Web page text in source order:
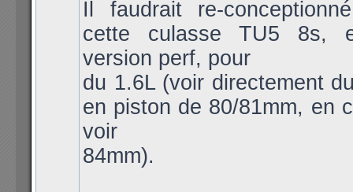
Il faudrait re-
cette culasse TU5 8s,
version perf, pour
du 1.6L (voir directement
en piston de 80/81mm, en
voir
84mm).